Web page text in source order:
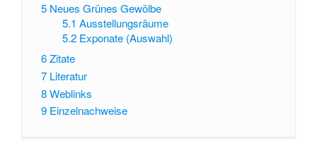
5 Neues Grünes Gewölbe
5.1 Ausstellungsräume
5.2 Exponate (Auswahl)
6Zitate
7 Literatur
8Weblinks
9 Einzelnachweise